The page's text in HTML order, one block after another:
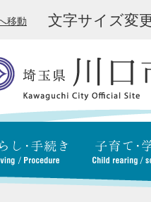
移動 文字サイズ変